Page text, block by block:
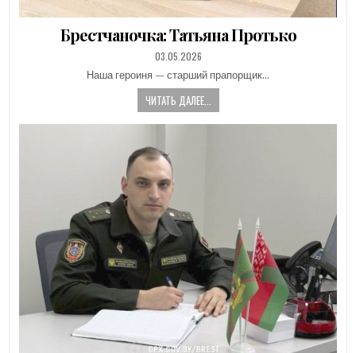
Брестчаночка: Татьяна Протько
PUBLISHED
DATE:
03.05.2026
Наша героиня — старший прапорщик…
ЧИТАТЬ ДАЛЕЕ...